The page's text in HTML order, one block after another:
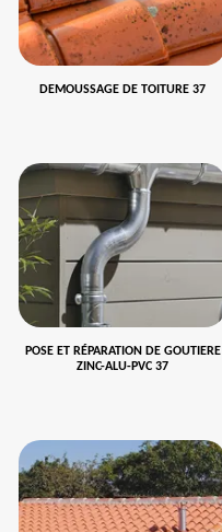
DEMOUSSAGE DE TOITURE 37
POSE ET RÉPARATION DE GOUTIERE
ZINC-ALU-PVC 37